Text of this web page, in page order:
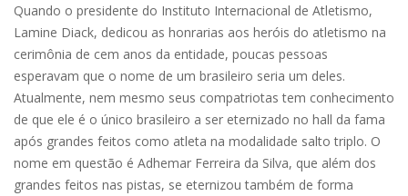
Quando o presidente do Instituto Internacional de Atletismo,
Lamine Diack, dedicou as honrarias aos heróis do atletismo na
cerimônia de cem anos da entidade, poucas pessoas
esperavam que o nome de um brasileiro seria um deles.
Atualmente, nem mesmo seus compatriotas tem conhecimento
de que ele é o único brasileiro a ser eternizado no hall da fama
após grandes feitos como atleta na modalidade salto triplo. O
nome em questão é Adhemar Ferreira da Silva, que além dos
grandes feitos nas pistas, se eternizou também de forma